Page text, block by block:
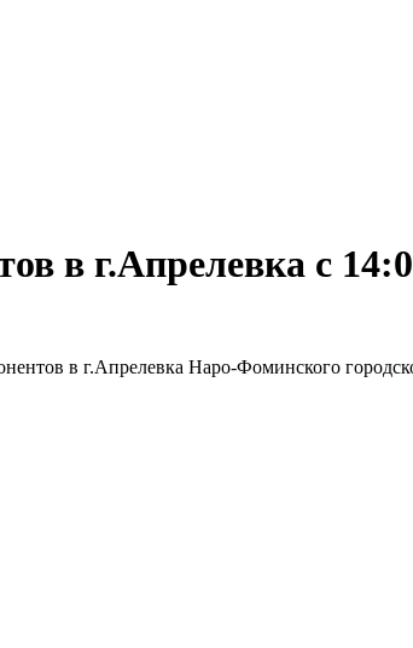
в г.Апрелевка с
в г.Апрелевка Наро-Фоминского